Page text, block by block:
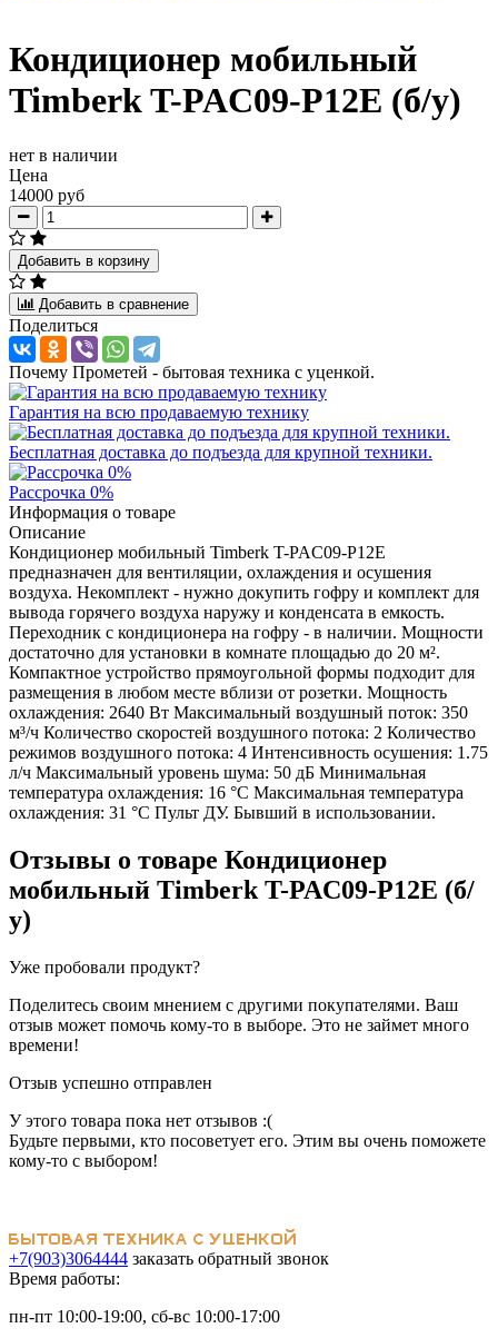
Кондиционер мобильный
Timberk T-PAC09-P12E (б/у)
нет в наличии
Цена
14000 руб
Добавить в корзину
Добавить в сравнение
Поделиться
Почему Прометей - бытовая техника с уценкой.
Гарантия на всю продаваемую технику
Бесплатная доставка до подъезда для крупной техники.
Рассрочка 0%
Информация о товаре
Описание
Кондиционер мобильный Timberk T-PAC09-P12E
предназначен для вентиляции, охлаждения и осушения
воздуха. Некомплект - нужно докупить гофру и комплект для
вывода горячего воздуха наружу и конденсата в емкость.
Переходник с кондиционера на гофру - в наличии. Мощности
достаточно для установки в комнате площадью до 20 м².
Компактное устройство прямоугольной формы подходит для
размещения в любом месте вблизи от розетки. Мощность
охлаждения: 2640 Вт Максимальный воздушный поток: 350
м³/ч Количество скоростей воздушного потока: 2 Количество
режимов воздушного потока: 4 Интенсивность осушения: 1.75
л/ч Максимальный уровень шума: 50 дБ Минимальная
температура охлаждения: 16 °C Максимальная температура
охлаждения: 31 °C Пульт ДУ. Бывший в использовании.
Отзывы о товаре Кондиционер
мобильный Timberk T-PAC09-P12E (б/
у)
Уже пробовали продукт?
Поделитесь своим мнением с другими покупателями. Ваш
отзыв может помочь кому-то в выборе. Это не займет много
времени!
Отзыв успешно отправлен
У этого товара пока нет отзывов :(
Будьте первыми, кто посоветует его. Этим вы очень поможете
кому-то с выбором!
+7(903)3064444 заказать обратный звонок
Время работы:
пн-пт 10:00-19:00, сб-вс 10:00-17:00